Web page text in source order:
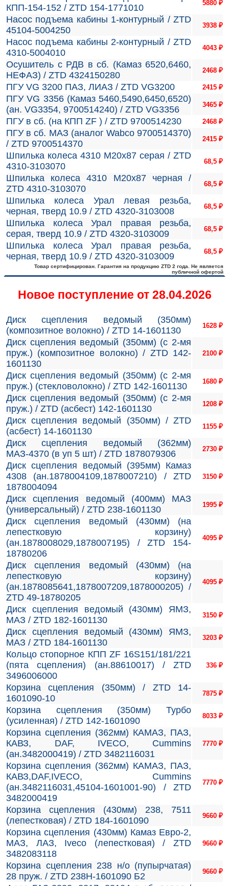
КПП-154-152 / ZTD 154-1771010
5880 ₽
Насос подъема кабины 1-контурный / ZTD
45104-5004250
3938 ₽
Насос подъема кабины 2-контурный / ZTD
4310-5004010
4043 ₽
Осушитель с РДВ в сб. (Камаз 6520,6460,
НЕФАЗ) / ZTD 4324150280
2468 ₽
ПГУ VG 3200 ПАЗ, ЛИАЗ / ZTD VG3200 2415 ₽
ПГУ VG 3356 (Камаз 5460,5490,6450,6520)
(ан. VG3354, 9700514240) / ZTD VG3356
3465 ₽
ПГУ в сб. (на КПП ZF ) / ZTD 9700514230 2468 ₽
ПГУ в сб. МАЗ (аналог Wabco 9700514370)
/ ZTD 9700514370
2415 ₽
Шпилька колеса 4310 М20х87 серая / ZTD
4310-3103070
68,5 ₽
Шпилька колеса 4310 М20х87 черная /
ZTD 4310-3103070
68,5 ₽
Шпилька колеса Урал левая резьба,
черная, тверд 10.9 / ZTD 4320-3103008
68,5 ₽
Шпилька колеса Урал правая резьба,
серая, тверд 10.9 / ZTD 4320-3103009
68,5 ₽
Шпилька колеса Урал правая резьба,
черная, тверд 10.9 / ZTD 4320-3103009
68,5 ₽
Товар сертифицирован. Гарантия на продукцию ZTD 2 года. Не является
публичной офертой
Новое поступление от 28.04.2026
Диск сцепления ведомый (350мм)
(композитное волокно) / ZTD 14-1601130
1628 ₽
Диск сцепления ведомый (350мм) (с 2-мя
пруж.) (композитное волокно) / ZTD 142-
1601130
2100 ₽
Диск сцепления ведомый (350мм) (с 2-мя
пруж.) (стекловолокно) / ZTD 142-1601130
1680 ₽
Диск сцепления ведомый (350мм) (с 2-мя
пруж.) / ZTD (асбест) 142-1601130
1208 ₽
Диск сцепления ведомый (350мм) / ZTD
(асбест) 14-1601130
1155 ₽
Диск сцепления ведомый (362мм)
МАЗ-4370 (в уп 5 шт) / ZTD 1878079306
2730 ₽
Диск сцепления ведомый (395мм) Камаз
4308 (ан.1878004109,1878007210) / ZTD
1878004094
3150 ₽
Диск сцепления ведомый (400мм) МАЗ
(универсальный) / ZTD 238-1601130
1995 ₽
Диск сцепления ведомый (430мм) (на
лепестковую корзину)
(ан.1878008029,1878007195) / ZTD 154-
18780206
4095 ₽
Диск сцепления ведомый (430мм) (на
лепестковую корзину)
(ан.1878085641,1878007209,1878000205) /
ZTD 49-18780205
4095 ₽
Диск сцепления ведомый (430мм) ЯМЗ,
МАЗ / ZTD 182-1601130
3150 ₽
Диск сцепления ведомый (430мм) ЯМЗ,
МАЗ / ZTD 184-1601130
3203 ₽
Кольцо стопорное КПП ZF 16S151/181/221
(пята сцепления) (ан.88610017) / ZTD
3496006000
336 ₽
Корзина сцепления (350мм) / ZTD 14-
1601090-10
7875 ₽
Корзина сцепления (350мм) Турбо
(усиленная) / ZTD 142-1601090
8033 ₽
Корзина сцепления (362мм) КАМАЗ, ПАЗ,
КАВЗ, DAF, IVECO, Cummins
(ан.3482000419) / ZTD 3482116031
7770 ₽
Корзина сцепления (362мм) КАМАЗ, ПАЗ,
КАВЗ,DAF,IVECO, Cummins
(ан.3482116031,45104-1601001-90) / ZTD
3482000419
7770 ₽
Корзина сцепления (430мм) 238, 7511
(лепестковая) / ZTD 184-1601090
9660 ₽
Корзина сцепления (430мм) Камаз Евро-2,
МАЗ, ЛАЗ, Iveco (лепестковая) / ZTD
3482083118
9660 ₽
Корзина сцепления 238 н/о (пупырчатая)
28 пруж. / ZTD 238Н-1601090 Б2
9660 ₽